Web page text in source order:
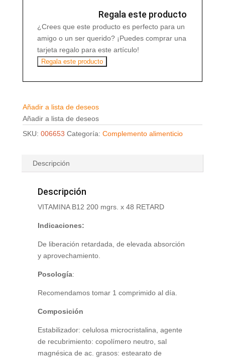
Regala este producto
¿Crees que este producto es perfecto para un
amigo o un ser querido? ¡Puedes comprar una
tarjeta regalo para este artículo!
Regala este producto
Añadir a lista de deseos
Añadir a lista de deseos
SKU: 006653 Categoría: Complemento alimenticio
Descripción
Descripción
VITAMINA B12 200 mgrs. x 48 RETARD
Indicaciones:
De liberación retardada, de elevada absorción
y aprovechamiento.
Posología:
Recomendamos tomar 1 comprimido al día.
Composición
Estabilizador: celulosa microcristalina, agente
de recubrimiento: copolímero neutro, sal
magnésica de ac. grasos: estearato de